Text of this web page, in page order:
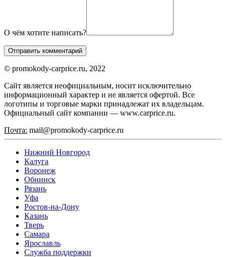
О чём хотите написать?
© promokody-carprice.ru, 2022
Сайт является неофициальным, носит исключительно
информационный характер и не является офертой. Все
логотипы и торговые марки принадлежат их владельцам.
Официальный сайт компании — www.carprice.ru.
Почта: mail@promokody-carprice.ru
Нижний Новгород
Калуга
Воронеж
Обнинск
Рязань
Уфа
Ростов-на-Дону
Казань
Тверь
Самара
Ярославль
Служба поддержки